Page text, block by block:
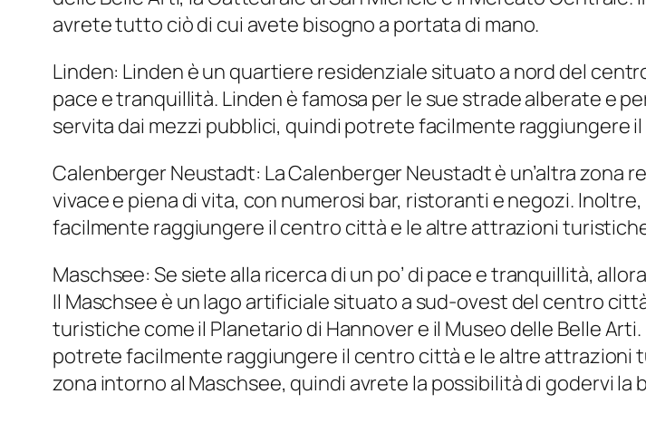
avrete tutto ciò di cui avete bisogno a portata di mano.
Linden: Linden è un quartiere residenziale situato a nord del
pace e tranquillità. Linden è famosa per le sue strade alberate e
servita dai mezzi pubblici, quindi potrete facilmente
Calenberger Neustadt: La Calenberger Neustadt è un’altra zona
vivace e piena di vita, con numerosi bar, ristoranti e negozi.
facilmente raggiungere il centro città e le altre attrazioni
Maschsee: Se siete alla ricerca di un po’ di pace e tranquillità,
Il Maschsee è un lago artificiale situato a sud-ovest del centro
turistiche come il Planetario di Hannover e il Museo delle Belle
potrete facilmente raggiungere il centro città e le altre attrazioni
zona intorno al Maschsee, quindi avrete la possibilità di godervi